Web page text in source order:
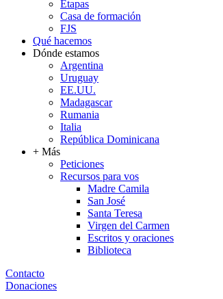
Etapas
Casa de formación
FJS
Qué hacemos
Dónde estamos
Argentina
Uruguay
EE.UU.
Madagascar
Rumania
Italia
República Dominicana
+ Más
Peticiones
Recursos para vos
Madre Camila
San José
Santa Teresa
Virgen del Carmen
Escritos y oraciones
Biblioteca
Contacto
Donaciones